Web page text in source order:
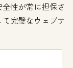
性が常に担保さ
完璧なウェブサ